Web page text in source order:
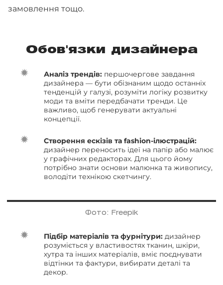
замовлення тощо.
Обов'язки дизайнера
Аналіз трендів: першочергове завдання
дизайнера — бути обізнаним щодо останніх
тенденцій у галузі, розуміти логіку розвитку
моди та вміти передбачати тренди. Це
важливо, щоб генерувати актуальні
концепції.
Створення ескізів та fashion-ілюстрацій:
дизайнер переносить ідеї на папір або малює
у графічних редакторах. Для цього йому
потрібно знати основи малюнка та живопису,
володіти технікою скетчингу.
Фото: Freepik
Підбір матеріалів та фурнітури: дизайнер
розуміється у властивостях тканин, шкіри,
хутра та інших матеріалів, вміє поєднувати
відтінки та фактури, вибирати деталі та
декор.